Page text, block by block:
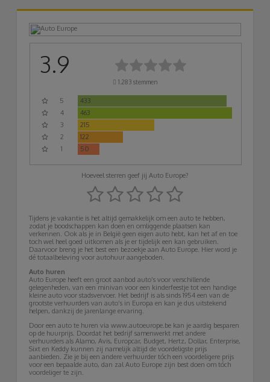
3.9
1.283 stemmen
5
433
4
463
3
215
2
122
1
50
Hoeveel sterren geef jij Auto Europe?
Tijdens je vakantie is het altijd gemakkelijk om een auto te hebben,
zodat je boodschappen kan doen en omliggende plaatsen kan
verkennen. Ook als je in België geen eigen auto hebt, kan het af en toe
toch wel heel goed uitkomen als je er tijdelijk een kan gebruiken.
Daarvoor breng je het best een bezoekje aan Auto Europe. Hier word je
dé totaalbeleving voor autohuur aangeboden.
Auto huren
Auto Europe heeft een groot aanbod auto’s voor verschillende
gelegenheden, van een minivan voor een kinderfeestje tot een handige
kleine auto voor stadsvervoer. Het bedrijf is als sinds 1954 een van de
grootste verhuurders van auto’s in Europa en kan je dus uitstekend
helpen, dankzij de jarenlange ervaring.
Door een auto te huren via www.autoeurope.be kan je aardig besparen
op de huurprijs. Doordat het bedrijf samenwerkt met andere
verhuurders als Alamo, Avis, Europcar, Budget, Hertz, Dollar, Enterprise,
Sixt en Keddy kunnen zij namelijk altijd de voordeligste prijs
aanbieden. Zie je bij een andere verhuurder tóch een voordeligere prijs
voor een bepaalde auto, dan zal Auto Europe zijn best doen om tóch
voordeliger te zijn.